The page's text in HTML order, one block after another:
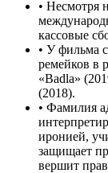
• Несмотря
кассовые
• У фильма
ремейков в
«Badla»
(2018).
• Фамилия
иронией,
защищает
вершит